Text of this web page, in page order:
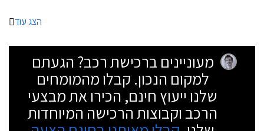
התווספו הנחות. כמו כן, החידוש לחודש יוני הוא כניסת טויוטה ראב4 החדש
הצג עוד
מעוניינים ברכישת רכב? הגעתם
למקום הנכון. קבלו מהמומחים
שלנו ייעוץ חינם, הכירו את מבצעי
הרכב וקבוצות הרכישה המיוחדות